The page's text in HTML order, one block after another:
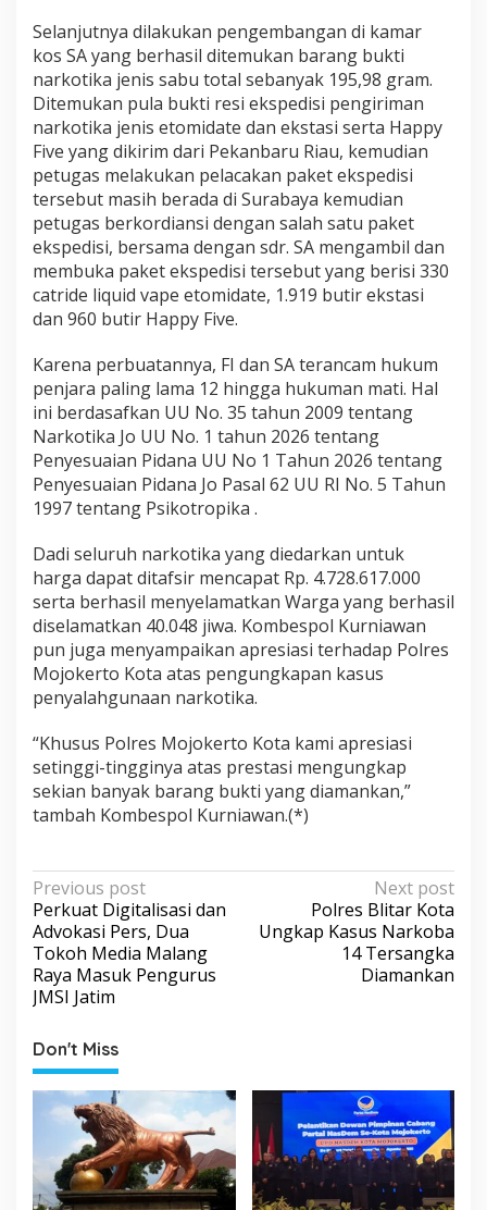
Selanjutnya dilakukan pengembangan di kamar
kos SA yang berhasil ditemukan barang bukti
narkotika jenis sabu total sebanyak 195,98 gram.
Ditemukan pula bukti resi ekspedisi pengiriman
narkotika jenis etomidate dan ekstasi serta Happy
Five yang dikirim dari Pekanbaru Riau, kemudian
petugas melakukan pelacakan paket ekspedisi
tersebut masih berada di Surabaya kemudian
petugas berkordiansi dengan salah satu paket
ekspedisi, bersama dengan sdr. SA mengambil dan
membuka paket ekspedisi tersebut yang berisi 330
catride liquid vape etomidate, 1.919 butir ekstasi
dan 960 butir Happy Five.
Karena perbuatannya, FI dan SA terancam hukum
penjara paling lama 12 hingga hukuman mati. Hal
ini berdasafkan UU No. 35 tahun 2009 tentang
Narkotika Jo UU No. 1 tahun 2026 tentang
Penyesuaian Pidana UU No 1 Tahun 2026 tentang
Penyesuaian Pidana Jo Pasal 62 UU RI No. 5 Tahun
1997 tentang Psikotropika .
Dadi seluruh narkotika yang diedarkan untuk
harga dapat ditafsir mencapat Rp. 4.728.617.000
serta berhasil menyelamatkan Warga yang berhasil
diselamatkan 40.048 jiwa. Kombespol Kurniawan
pun juga menyampaikan apresiasi terhadap Polres
Mojokerto Kota atas pengungkapan kasus
penyalahgunaan narkotika.
“Khusus Polres Mojokerto Kota kami apresiasi
setinggi-tingginya atas prestasi mengungkap
sekian banyak barang bukti yang diamankan,”
tambah Kombespol Kurniawan.(*)
P
o
s
t
n
a
v
a
t
Previous post
Perkuat Digitalisasi dan
Advokasi Pers, Dua
Tokoh Media Malang
Raya Masuk Pengurus
JMSI Jatim
Next post
Polres Blitar Kota
Ungkap Kasus Narkoba
14 Tersangka
Diamankan
Don't Miss